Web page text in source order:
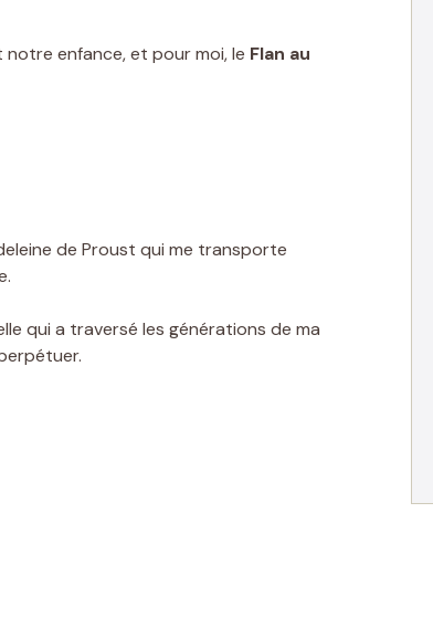
enfance, et pour moi, le Flan au
de Proust qui me transporte
qui a traversé les générations de ma